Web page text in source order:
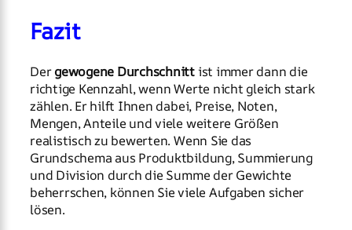
Fazit
Dergewogene Durchschnittist immer dann die
richtige Kennzahl, wenn Werte nicht gleich stark
zählen. Er hilft Ihnen dabei, Preise, Noten,
Mengen, Anteile und viele weitere Größen
realistisch zu bewerten. Wenn Sie das
Grundschema aus Produktbildung, Summierung
und Division durch die Summe der Gewichte
beherrschen, können Sie viele Aufgaben sicher
lösen.